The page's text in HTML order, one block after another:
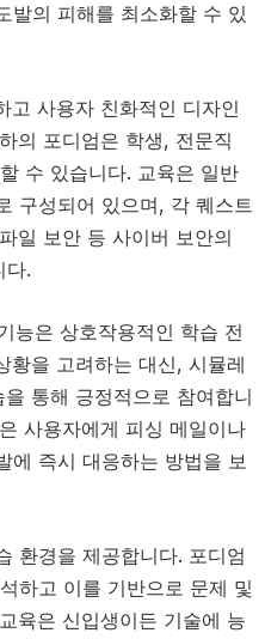
발의 피해를 최소화할 수 있
사용자 친화적인 디자인
의 포디엄은 학생, 전문직
수 있습니다. 교육은 일반
구성되어 있으며, 각 퀘스트
일 보안 등 사이버 보안의
다.
능은 상호작용적인 학습 전
황을 고려하는 대신, 시뮬레
통해 긍정적으로 참여합니
사용자에게 피싱 메일이나
에 즉시 대응하는 방법을 보
환경을 제공합니다. 포디엄
하고 이를 기반으로 문제 및
육은 신입생이든 기술에 능